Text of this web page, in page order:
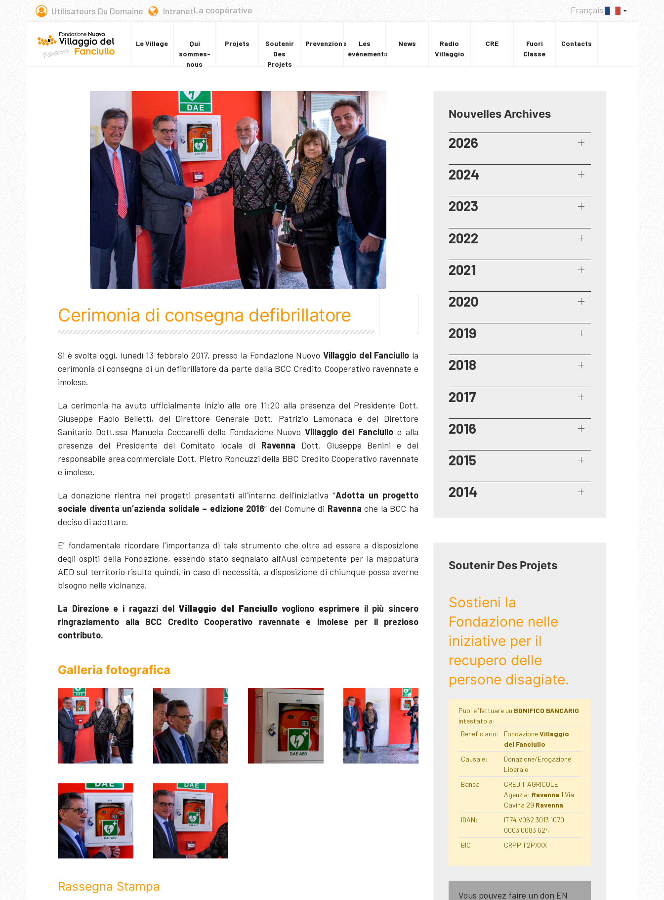
Utilisateurs Du Domaine IntranetLa coopérative Français
Le Village
Qui
sommes-
nous
Projets
Soutenir
Des
Projets
Prevenzione
Les
événements
News
Radio
Villaggio
CRE
Fuori
Classe
Contacts
Cerimonia di consegna defibrillatore
Si è svolta oggi, lunedì 13 febbraio 2017, presso la Fondazione Nuovo Villaggio del Fanciullo la
cerimonia di consegna di un defibrillatore da parte dalla BCC Credito Cooperativo ravennate e
imolese.
La cerimonia ha avuto ufficialmente inizio alle ore 11:20 alla presenza del Presidente Dott.
Giuseppe Paolo Belletti, del Direttore Generale Dott. Patrizio Lamonaca e del Direttore
Sanitario Dott.ssa Manuela Ceccarelli della Fondazione NuovoVillaggio del Fanciullo e alla
presenza del Presidente del Comitato locale di Ravenna Dott. Giuseppe Benini e del
responsabile area commerciale Dott. Pietro Roncuzzi della BBC Credito Cooperativo ravennate
e imolese.
La donazione rientra nei progetti presentati all’interno dell’iniziativa “Adotta un progetto
sociale diventa un’azienda solidale – edizione 2016” del Comune di Ravenna che la BCC ha
deciso di adottare.
E’ fondamentale ricordare l’importanza di tale strumento che oltre ad essere a disposizione
degli ospiti della Fondazione, essendo stato segnalato all’Ausl competente per la mappatura
AED sul territorio risulta quindi, in caso di necessità, a disposizione di chiunque possa averne
bisogno nelle vicinanze.
La Direzione e i ragazzi delVillaggio del Fanciullovogliono esprimere il più sincero
ringraziamento alla BCC Credito Cooperativo ravennate e imolese per il prezioso
contributo.
Galleria fotografica
Rassegna Stampa
Nouvelles Archives
2026
2024
2023
2022
2021
2020
2019
2018
2017
2016
2015
2014
Soutenir Des Projets
Sostieni la
Fondazione nelle
iniziative per il
recupero delle
persone disagiate.
Puoi effettuare un BONIFICO BANCARIO
intestato a:
Beneficiario:
FondazioneVillaggio
del Fanciullo
Causale:
Donazione/Erogazione
Liberale
Banca:
CREDIT AGRICOLE
Agenzia: Ravenna 1 Via
Cavina 29 Ravenna
IBAN:
IT74 V062 3013 1070
0003 0083 624
BIC:
CRPPIT2PXXX
Vous pouvez faire un don EN